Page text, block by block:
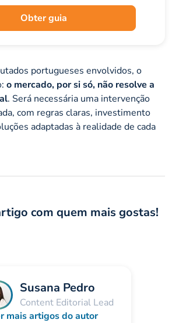
Obter guia
portugueses envolvidos, o
o mercado, por si só, não resolve a
. Será necessária uma intervenção
com regras claras, investimento
adaptadas à realidade de cada
com quem mais gostas!
Susana Pedro
Content Editorial Lead
mais artigos do autor